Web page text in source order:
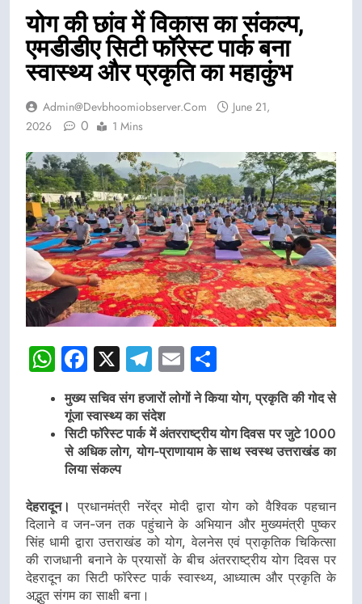
योग की छांव में विकास का संकल्प,
एमडीडीए सिटी फॉरेस्ट पार्क बना
स्वास्थ्य और प्रकृति का महाकुंभ
Admin@devbhoomiobserver.com
June 21,
2026
0 1 Mins
WhatsApp
Facebook
X Telegram
Email
मुख्य सचिव संग हजारों लोगों ने किया योग, प्रकृति की गोद से
गूंजा स्वास्थ्य का संदेश
सिटी फॉरेस्ट पार्क में अंतरराष्ट्रीय योग दिवस पर जुटे 1000
से अधिक लोग, योग-प्राणायाम के साथ स्वस्थ उत्तराखंड का
लिया संकल्प
देहरादून। प्रधानमंत्री नरेंद्र मोदी द्वारा योग को वैश्विक पहचान
दिलाने व जन-जन तक पहुंचाने के अभियान और मुख्यमंत्री पुष्कर
सिंह धामी द्वारा उत्तराखंड को योग, वेलनेस एवं प्राकृतिक चिकित्सा
की राजधानी बनाने के प्रयासों के बीच अंतरराष्ट्रीय योग दिवस पर
देहरादून का सिटी फॉरेस्ट पार्क स्वास्थ्य, आध्यात्म और प्रकृति के
अद्भुत संगम का साक्षी बना।